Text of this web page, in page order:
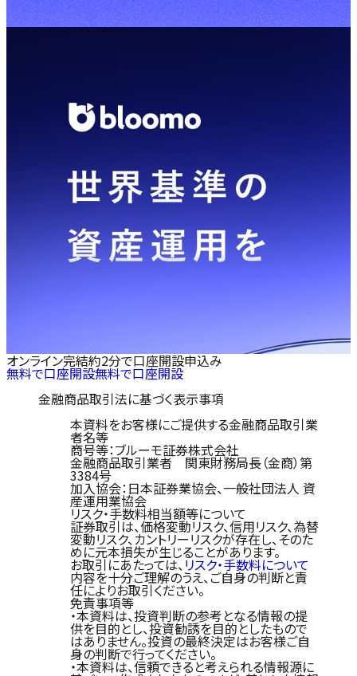
オンライン完結約2分で口座開設申込み
無料で口座開設無料で口座開設
金融商品取引法に基づく表示事項
本資料をお客様にご提供する金融商品取引業
者名等
商号等：ブルーモ証券株式会社
金融商品取引業者 関東財務局長（金商）第
3384号
加入協会：日本証券業協会、一般社団法人 資
産運用業協会
リスク・手数料相当額等について
証券取引は、価格変動リスク、信用リスク、為替
変動リスク、カントリーリスクが存在し、そのた
めに元本損失が生じることがあります。
お取引にあたっては、リスク・手数料について
内容を十分ご理解のうえ、ご自身の判断と責
任によりお取引ください。
免責事項等
・本資料は、投資判断の参考となる情報の提
供を目的とし、投資勧誘を目的としたもので
はありません。投資の最終決定はお客様ご自
身の判断で行ってください。
・本資料は、信頼できると考えられる情報源に